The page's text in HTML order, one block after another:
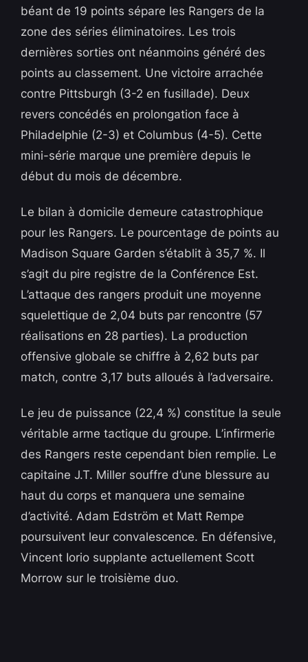
béant de 19 points sépare les Rangers de la
zone des séries éliminatoires. Les trois
dernières sorties ont néanmoins généré des
points au classement. Une victoire arrachée
contre Pittsburgh (3-2 en fusillade). Deux
revers concédés en prolongation face à
Philadelphie (2-3) et Columbus (4-5). Cette
mini-série marque une première depuis le
début du mois de décembre.
Le bilan à domicile demeure catastrophique
pour les Rangers. Le pourcentage de points au
Madison Square Garden s’établit à 35,7 %. Il
s’agit du pire registre de la Conférence Est.
L’attaque des rangers produit une moyenne
squelettique de 2,04 buts par rencontre (57
réalisations en 28 parties). La production
offensive globale se chiffre à 2,62 buts par
match, contre 3,17 buts alloués à l’adversaire.
Le jeu de puissance (22,4 %) constitue la seule
véritable arme tactique du groupe. L’infirmerie
des Rangers reste cependant bien remplie. Le
capitaine J.T. Miller souffre d’une blessure au
haut du corps et manquera une semaine
d’activité. Adam Edström et Matt Rempe
poursuivent leur convalescence. En défensive,
Vincent Iorio supplante actuellement Scott
Morrow sur le troisième duo.